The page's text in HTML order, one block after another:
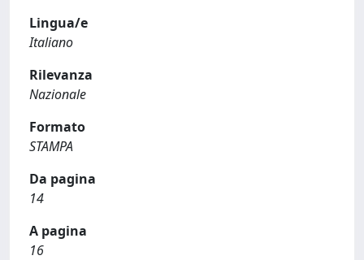
Lingua/e
Italiano
Rilevanza
Nazionale
Formato
STAMPA
Da pagina
14
A pagina
16